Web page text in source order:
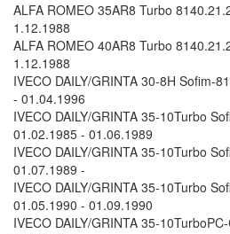
ALFA ROMEO 35AR8 Turbo
1.12.1988
ALFA ROMEO 40AR8 Turbo
1.12.1988
IVECO DAILY/GRINTA 30-8H Sofim-
- 01.04.1996
IVECO DAILY/GRINTA 35-10Turbo
01.02.1985 - 01.06.1989
IVECO DAILY/GRINTA 35-10Turbo
01.07.1989 -
IVECO DAILY/GRINTA 35-10Turbo
01.05.1990 - 01.09.1990
IVECO DAILY/GRINTA 35-